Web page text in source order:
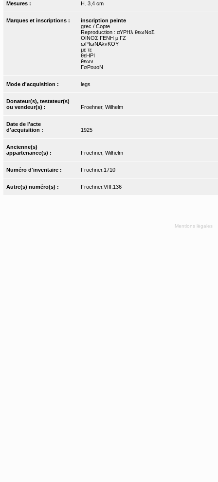
Mesures : H. 3,4 cm
Marques et inscriptions :
inscription peinte
grec / Copte
Reproduction : αΥΡΗλ θεωΝοΣ
ΟΙΝΟΣ ΓΕΝΗ μ ΓΖ
ωΡΙωΝΑλνΚΟΥ
με τε
θεΗΡΙ
θεων
ΓσΡουοΝ
Mode d'acquisition : legs
Donateur(s), testateur(s)
ou vendeur(s) :
Froehner, Wilhelm
Date de l'acte
d'acquisition :
1925
Ancienne(s)
appartenance(s) :
Froehner, Wilhelm
Numéro d'inventaire : Froehner.1710
Autre(s) numéro(s) : Froehner.VIII.136
Mentions légales